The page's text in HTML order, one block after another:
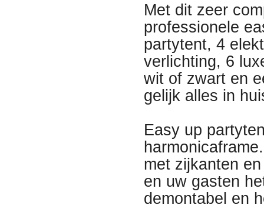
Met dit zeer
professionele
partytent, 4
verlichting, 6
wit of zwart en
gelijk alles in
Easy up
met zijkanten
en uw gasten
demontabel en